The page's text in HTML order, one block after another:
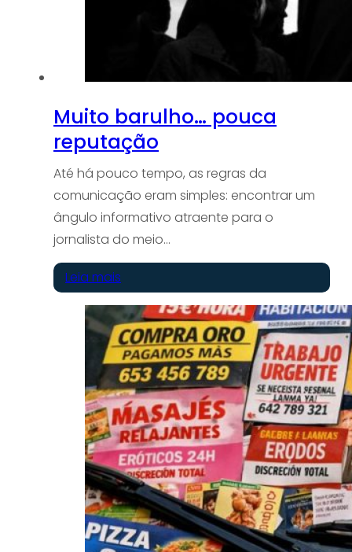
Muito barulho… pouca
reputação
Até há pouco tempo, as regras da
comunicação eram simples: encontrar um
ângulo informativo atraente para o
jornalista do meio…
Leia mais